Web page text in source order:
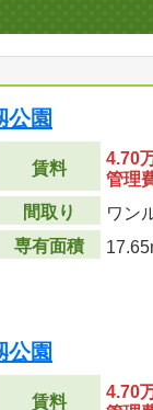
公園
賃料
4.70
管理
間取り
ワン
専有面積
公園
賃料
4.70